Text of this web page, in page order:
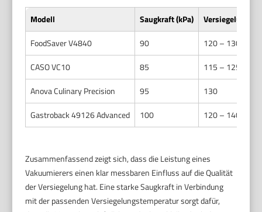
Modell Saugkraft (kPa)
FoodSaver V4840
90
120 – 130
CASO VC10
85
115 – 125
Anova Culinary Precision
95
130
Gastroback 49126 Advanced
100 120 – 140
Zusammenfassend zeigt sich, dass die Leistung eines
Vakuumierers einen klar messbaren Einfluss auf die Qualität
der Versiegelung hat. Eine starke Saugkraft in Verbindung
mit der passenden Versiegelungstemperatur sorgt dafür,